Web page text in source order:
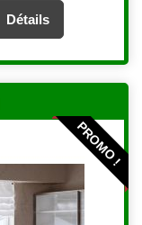
Détails
PROMO !